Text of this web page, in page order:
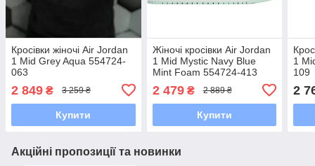
Кросівки жіночі Air Jordan
1 Mid Grey Aqua 554724-
063
2 849 ₴ 3 259 ₴
Купити
Жіночі кросівки Air Jordan
1 Mid Mystic Navy Blue
Mint Foam 554724-413
2 479₴ 2 889 ₴
Купити
1
109
2
Акційні пропозиції та новинки